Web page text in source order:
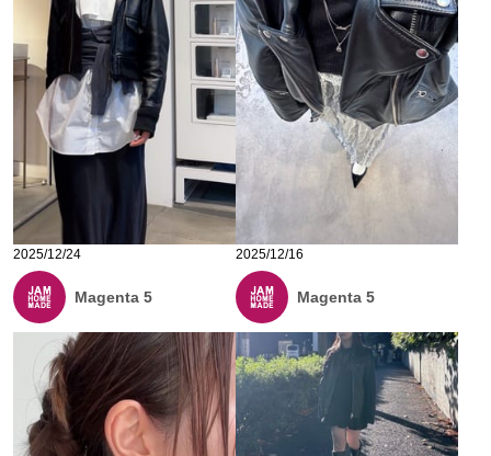
2025/12/24
Magenta 5
2025/12/16
Magenta 5